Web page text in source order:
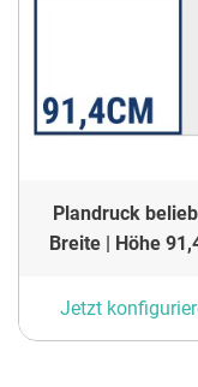
Plandruck
Breite | Höhe
Jetzt